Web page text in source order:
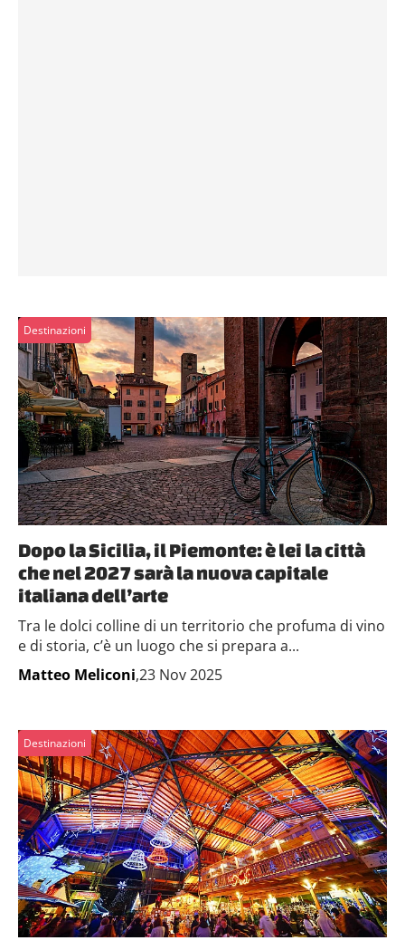
Destinazioni
Dopo la Sicilia, il Piemonte: è lei la città
che nel 2027 sarà la nuova capitale
italiana dell’arte
Tra le dolci colline di un territorio che profuma di vino
e di storia, c’è un luogo che si prepara a...
Matteo Meliconi,23 Nov 2025
Destinazioni